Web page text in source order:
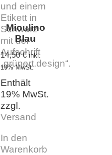
Mioulino
Blau
14,50€ inkl.
19% MwSt.
Enthält
19% MwSt.
zzgl.
Versand
In den
Warenkorb